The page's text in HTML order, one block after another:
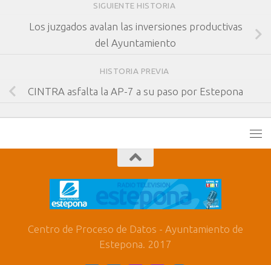
SIGUIENTE HISTORIA
Los juzgados avalan las inversiones productivas
del Ayuntamiento
HISTORIA PREVIA
CINTRA asfalta la AP-7 a su paso por Estepona
Centro de Proceso de Datos - Ayuntamiento de
Estepona. 2017